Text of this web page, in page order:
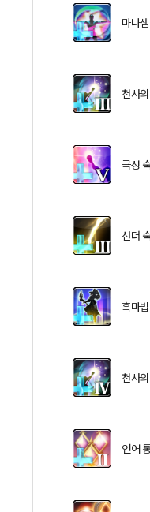
마나
천사
극성
선더
흑마
천사
언어